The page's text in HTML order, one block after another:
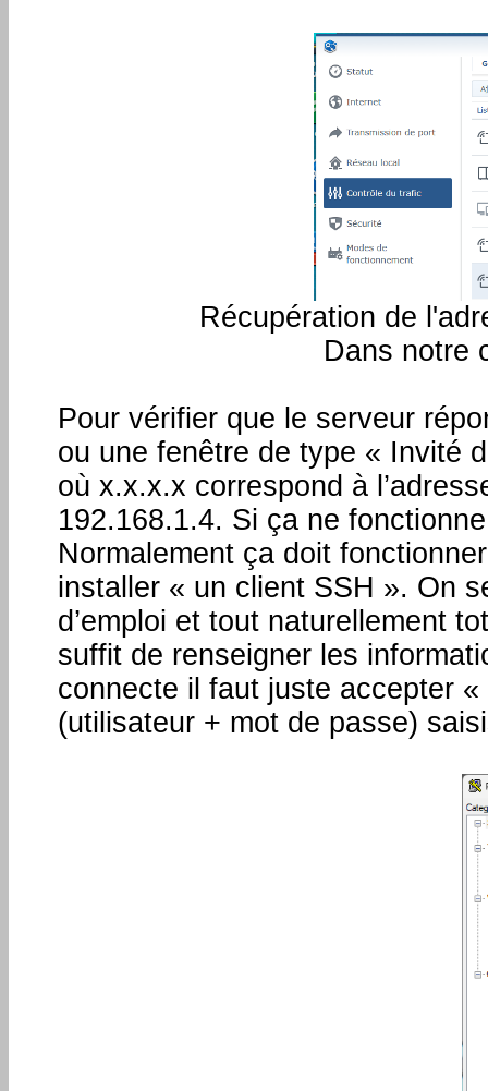
Récupération de
Dans notre
Pour vérifier que le serveur
ou une fenêtre de type « Invité
où x.x.x.x correspond à
192.168.1.4. Si ça ne
Normalement ça doit
installer « un client SSH ». On
d’emploi et tout naturellement
suffit de renseigner les
connecte il faut juste accepter
(utilisateur + mot de passe)